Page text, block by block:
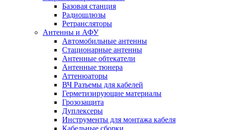
Базовая станция
Радиошлюзы
Ретрансляторы
Антенны и АФУ
Автомобильные антенны
Стационарные антенны
Антенные обтекатели
Антенные тюнера
Аттенюаторы
ВЧ Разъемы для кабелей
Герметизирующие материалы
Грозозащита
Дуплексеры
Инструменты для монтажа кабеля
Кабельные сборки